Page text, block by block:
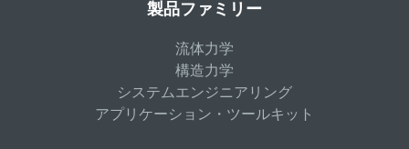
製品ファミリー
流体力学
構造力学
システムエンジニアリング
アプリケーション・ツールキット